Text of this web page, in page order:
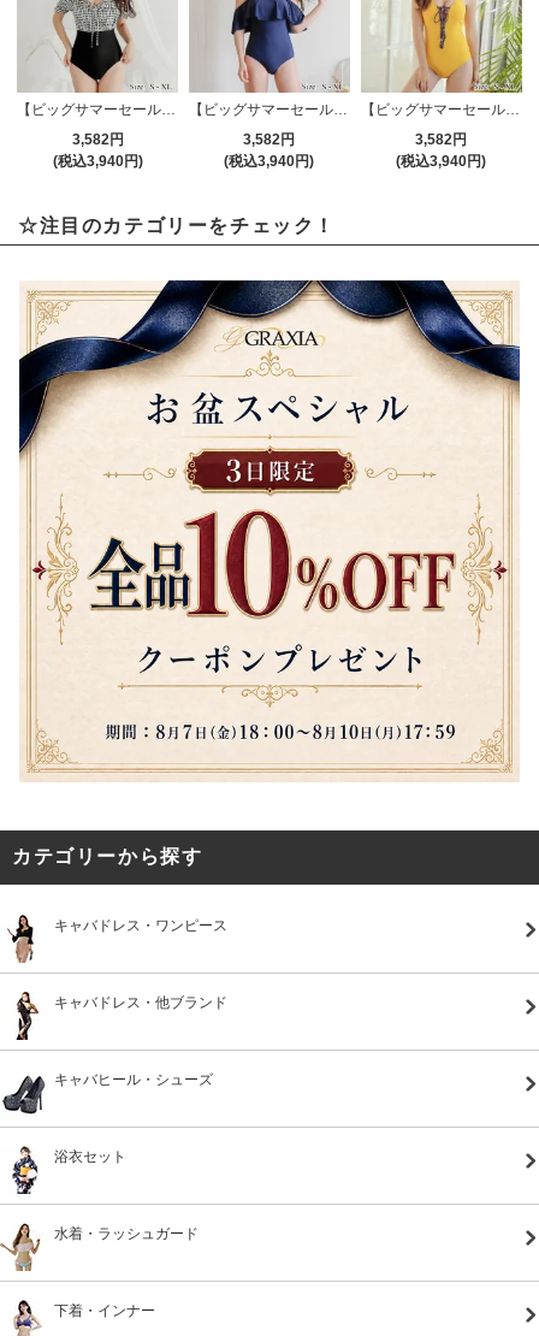
【ビッグサマーセール対象品】パフスリーブオフショルのモノキニワンピ（水着・ビーチウェア）
3,582円
(税込3,940円)
【ビッグサマーセール対象品】ボリュームオフショルのモノキニワンピ（水着・ビーチウェア）
3,582円
(税込3,940円)
【ビッグサマーセール対象品】胸元レースアップのモノキニワンピ（水着・ビーチウェア）
3,582円
(税込3,940円)
☆注目のカテゴリーをチェック！
カテゴリーから探す
キャバドレス・ワンピース
キャバドレス・他ブランド
キャバヒール・シューズ
浴衣セット
水着・ラッシュガード
下着・インナー